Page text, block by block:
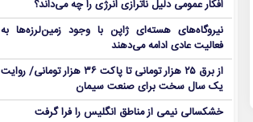
افکار عمومی دلیل ناترازی انرژی را چه می‌داند؟
نیروگاه‌های هسته‌ای ژاپن با وجود زمین‌لرزه‌ها به
فعالیت عادی ادامه می‌دهند
از برق ۲۵ هزار تومانی تا پاکت ۳۶ هزار تومانی/ روایت
یک سال سخت برای صنعت سیمان
خشکسالی نیمی از مناطق انگلیس را فرا گرفت